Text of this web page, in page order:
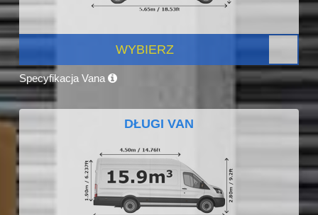
WYBIERZ
Specyfikacja Vana
DŁUGI VAN